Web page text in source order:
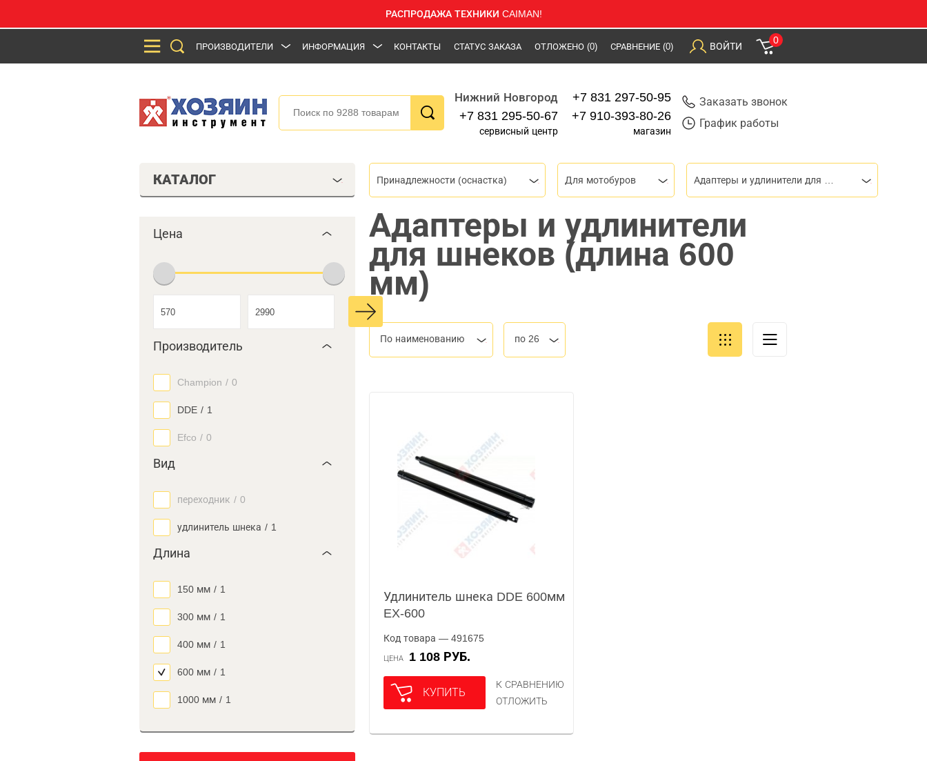
РАСПРОДАЖА ТЕХНИКИ CAIMAN!
ПРОИЗВОДИТЕЛИ ИНФОРМАЦИЯ КОНТАКТЫ СТАТУС ЗАКАЗА ОТЛОЖЕНО (0) СРАВНЕНИЕ (0) ВОЙТИ
0
Нижний Новгород
+7 831 295-50-67
сервисный центр
+7 831 297-50-95
+7 910-393-80-26
магазин
Заказать звонок
График работы
КАТАЛОГ
Цена
Производитель
Champion / 0
DDE / 1
Efco / 0
Вид
переходник / 0
удлинитель шнека / 1
Длина
150 мм / 1
300 мм / 1
400 мм / 1
600 мм / 1
1000 мм / 1
Принадлежности (оснастка) Для мотобуров
Адаптеры и удлинители
для шнеков (длина 600
мм)
По наименованию по 26
Удлинитель шнека DDE 600мм
EX-600
Код товара — 491675
ЦЕНА 1 108 РУБ.
КУПИТЬ
К СРАВНЕНИЮ
ОТЛОЖИТЬ